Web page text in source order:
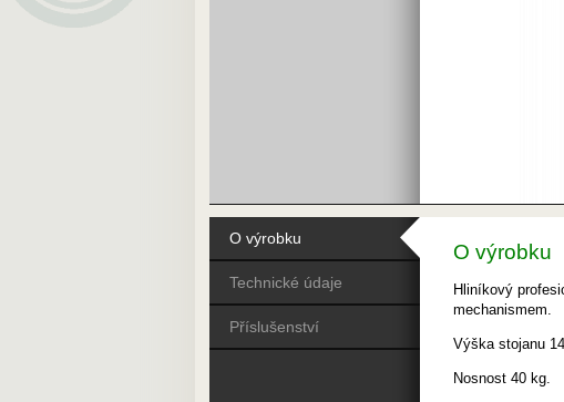
O výrobku
Technické údaje
Příslušenství
O výrobku
Hliníkový
mechanismem.
Výška stojanu
Nosnost 40 kg.